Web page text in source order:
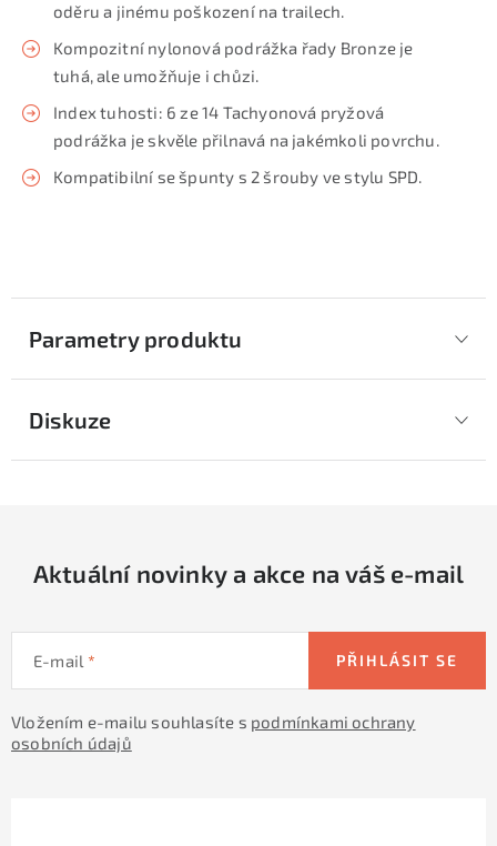
oděru a jinému poškození na trailech.
Kompozitní nylonová podrážka řady Bronze je
tuhá, ale umožňuje i chůzi.
Index tuhosti: 6 ze 14 Tachyonová pryžová
podrážka je skvěle přilnavá na jakémkoli povrchu.
Kompatibilní se špunty s 2 šrouby ve stylu SPD.
Parametry produktu
Diskuze
Aktuální novinky a akce na váš e-mail
E-mail
Vložením e-mailu souhlasíte s podmínkami ochrany
osobních údajů
PŘIHLÁSIT SE